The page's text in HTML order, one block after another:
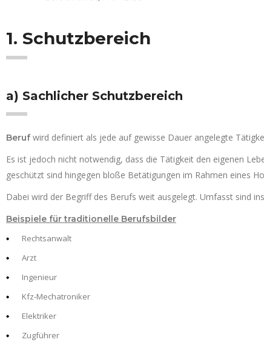
1. Schutzbereich
a) Sachlicher Schutzbereich
Beruf wird definiert als jede auf gewisse Dauer angelegte
Es ist jedoch nicht notwendig, dass die Tätigkeit den eigenen
geschützt sind hingegen bloße Betätigungen im Rahmen eines
Dabei wird der Begriff des Berufs weit ausgelegt. Umfasst sind
Beispiele für traditionelle Berufsbilder
Rechtsanwalt
Arzt
Ingenieur
Kfz-Mechatroniker
Elektriker
Zugführer